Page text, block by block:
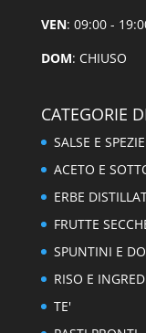
VEN: 09:00 -
DOM: CHIUSO
CATEGORIE
SALSE E
ACETO E
ERBE
FRUTTE
SPUNTINI E
RISO E
TE'